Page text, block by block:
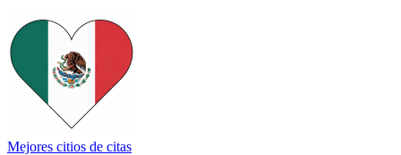
Mejores citios de citas